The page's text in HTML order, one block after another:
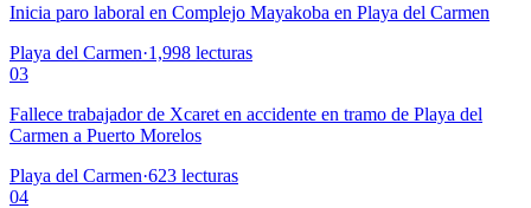
Inicia paro laboral en Complejo Mayakoba en Playa del Carmen
Playa del Carmen·1,998 lecturas
03
Fallece trabajador de Xcaret en accidente en tramo de Playa del
Carmen a Puerto Morelos
Playa del Carmen·623 lecturas
04